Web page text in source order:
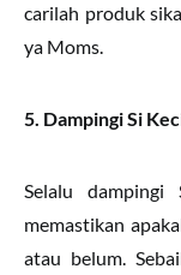
carilah produk
ya Moms.
5. Dampingi Si
Selalu
memastikan
atau belum.